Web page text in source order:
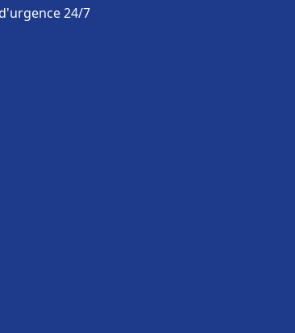
24/7